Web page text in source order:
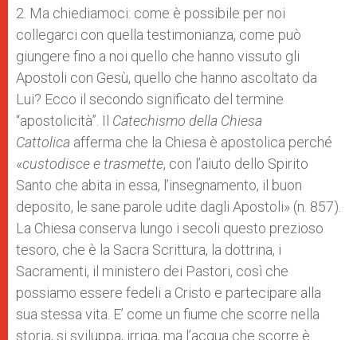
2. Ma chiediamoci: come è possibile per noi
collegarci con quella testimonianza, come può
giungere fino a noi quello che hanno vissuto gli
Apostoli con Gesù, quello che hanno ascoltato da
Lui? Ecco il secondo significato del termine
“apostolicità”. Il Catechismo della Chiesa
Cattolica afferma che la Chiesa è apostolica perché
«custodisce e trasmette, con l’aiuto dello Spirito
Santo che abita in essa, l’insegnamento, il buon
deposito, le sane parole udite dagli Apostoli» (n. 857).
La Chiesa conserva lungo i secoli questo prezioso
tesoro, che è la Sacra Scrittura, la dottrina, i
Sacramenti, il ministero dei Pastori, così che
possiamo essere fedeli a Cristo e partecipare alla
sua stessa vita. E’ come un fiume che scorre nella
storia, si sviluppa, irriga, ma l’acqua che scorre è